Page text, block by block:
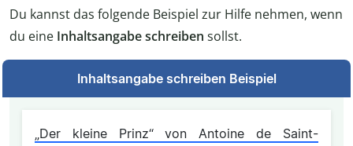
Du kannst das folgende Beispiel zur Hilfe nehmen, wenn
du eine Inhaltsangabe schreiben sollst.
Inhaltsangabe schreiben Beispiel
„Der kleine Prinz“ von Antoine de Saint-